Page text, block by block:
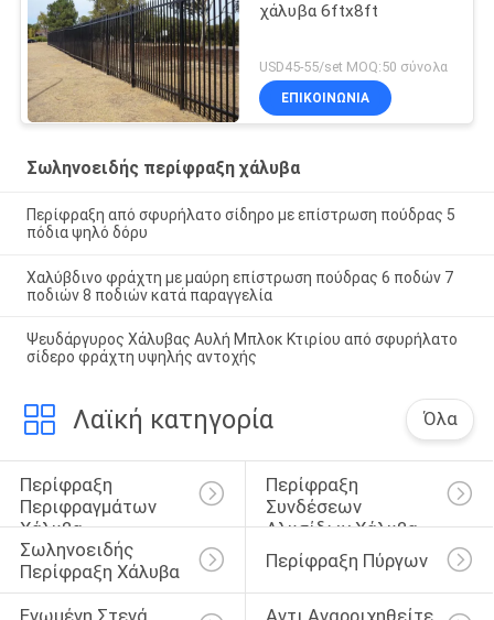
χάλυβα 6ftx8ft
USD45-55/set MOQ:50 σύνολα
ΕΠΙΚΟΙΝΩΝΙΑ
Σωληνοειδής περίφραξη χάλυβα
Περίφραξη από σφυρήλατο σίδηρο με επίστρωση πούδρας 5
πόδια ψηλό δόρυ
Χαλύβδινο φράχτη με μαύρη επίστρωση πούδρας 6 ποδών 7
ποδιών 8 ποδιών κατά παραγγελία
Ψευδάργυρος Χάλυβας Αυλή Μπλοκ Κτιρίου από σφυρήλατο
σίδερο φράχτη υψηλής αντοχής
Λαϊκή κατηγορία Όλα
Περίφραξη
Περιφραγμάτων
Χάλυβα
Περίφραξη
Συνδέσεων
Αλυσίδων Χάλυβα
Σωληνοειδής
Περίφραξη Χάλυβα
Περίφραξη Πύργων